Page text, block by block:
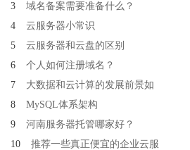
3
域名备案需要准备什么？
4
云服务器小常识
5
云服务器和云盘的区别
6
个人如何注册域名？
7
大数据和云计算的发展前景如
8
MySQL体系架构
9
河南服务器托管哪家好？
10 推荐一些真正便宜的企业云服